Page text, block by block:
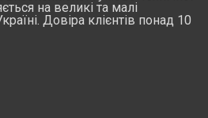
на великі та малі
Довіра клієнтів понад 10